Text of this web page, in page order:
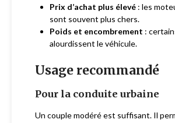
Prix d’achat plus élevé : les
sont souvent plus chers.
Poids et encombrement :
alourdissent le véhicule.
Usage recommandé
Pour la conduite urbaine
Un couple modéré est suffisant. Il